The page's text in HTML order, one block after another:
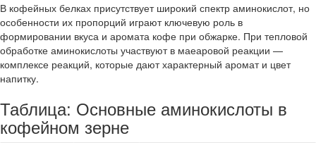
В кофейных белках присутствует широкий спектр аминокислот, но
особенности их пропорций играют ключевую роль в
формировании вкуса и аромата кофе при обжарке. При тепловой
обработке аминокислоты участвуют в маеаровой реакции —
комплексе реакций, которые дают характерный аромат и цвет
напитку.
Таблица: Основные аминокислоты в
кофейном зерне